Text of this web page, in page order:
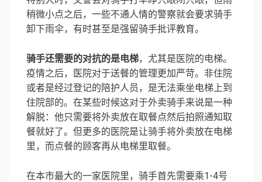
稍微小点之后，一些不通人情的警察就会要求骑手
卸下雨伞，有时甚至是强留骑手批评教育。
骑手还需要的对抗的是电梯，尤其是医院的电梯。
疫情之后，医院对于送餐的管理更加严苛。非住院
或者是经过登记的陪护人员，是无法乘坐电梯上到
住院部的。在某些时候这对于外卖骑手来说是一种
解脱：他只需要将外卖放在取餐点然后拍照通知取
餐就好了。但更多的医院是让骑手将外卖放在电梯
里，而点餐的顾客再从电梯里取餐。
在本市最大的一家医院里，骑手首先需要乘1-4号